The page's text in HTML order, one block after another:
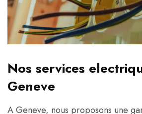
Nos services
Geneve
A Geneve, nous proposons une